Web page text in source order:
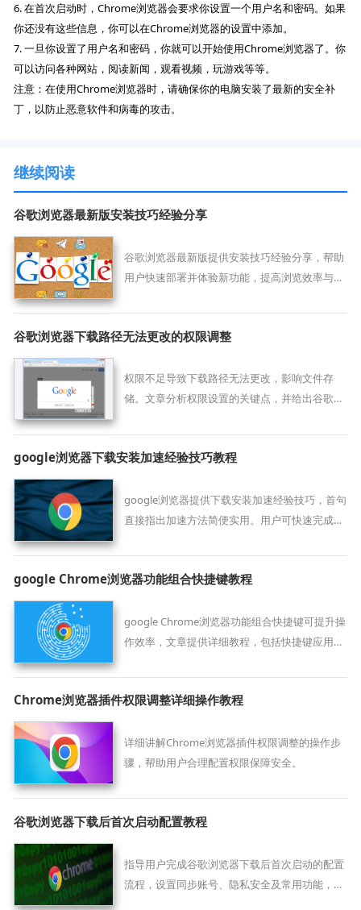
6. 在首次启动时，Chrome浏览器会要求你设置一个用户名和密码。如果
你还没有这些信息，你可以在Chrome浏览器的设置中添加。
7. 一旦你设置了用户名和密码，你就可以开始使用Chrome浏览器了。你
可以访问各种网站，阅读新闻，观看视频，玩游戏等等。
注意：在使用Chrome浏览器时，请确保你的电脑安装了最新的安全补
丁，以防止恶意软件和病毒的攻击。
继续阅读
谷歌浏览器最新版安装技巧经验分享
谷歌浏览器最新版提供安装技巧经验分享，帮助
用户快速部署并体验新功能，提高浏览效率与使
谷歌浏览器下载路径无法更改的权限调整
权限不足导致下载路径无法更改，影响文件存
储。文章分析权限设置的关键点，并给出谷歌浏
的正常权限。
google浏览器下载安装加速经验技巧教程
google浏览器提供下载安装加速经验技巧，首句
直接指出加速方法简便实用。用户可快速完成配
运行。
google Chrome浏览器功能组合快捷键教程
google Chrome浏览器功能组合快捷键可提升操
作效率，文章提供详细教程，包括快捷键应用、
览器操作。
Chrome浏览器插件权限调整详细操作教程
详细讲解Chrome浏览器插件权限调整的操作步
骤，帮助用户合理配置权限保障安全。
谷歌浏览器下载后首次启动配置教程
指导用户完成谷歌浏览器下载后首次启动的配置
流程，设置同步账号、隐私安全及常用功能，帮